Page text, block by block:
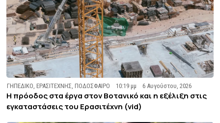
ΓΗΠΕΔΙΚΟ ,ΕΡΑΣΙΤΕΧΝΗΣ ,ΠΟΔΟΣΦΑΙΡΟ 10:19 μμ 6 Αυγούστου, 2026
Η πρόοδος στα έργα στον Βοτανικό και η εξέλιξη στις
εγκαταστάσεις του Ερασιτέχνη (vid)